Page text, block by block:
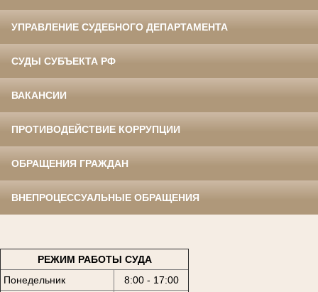
УПРАВЛЕНИЕ СУДЕБНОГО ДЕПАРТАМЕНТА
СУДЫ СУБЪЕКТА РФ
ВАКАНСИИ
ПРОТИВОДЕЙСТВИЕ КОРРУПЦИИ
ОБРАЩЕНИЯ ГРАЖДАН
ВНЕПРОЦЕССУАЛЬНЫЕ ОБРАЩЕНИЯ
РЕЖИМ РАБОТЫ СУДА
Понедельник
8:00 - 17:00